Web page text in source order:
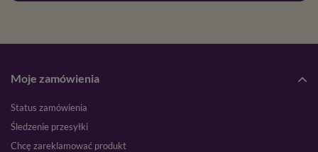
Moje zamówienia
Status zamówienia
Śledzenie przesyłki
Chcę zareklamować produkt